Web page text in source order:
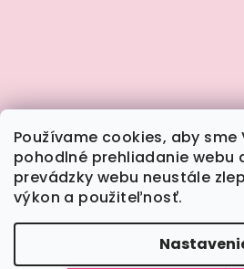
Používame cookies, aby sme
pohodlné prehliadanie webu
prevádzky webu neustále
výkon a použiteľnosť.
Sledovať na